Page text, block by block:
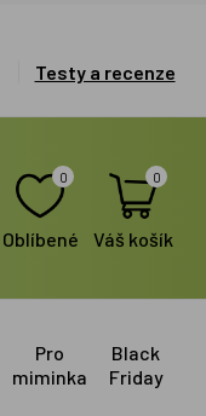
Testy a recenze
0
Oblíbené
0
Váš košík
Pro
miminka
Black
Friday